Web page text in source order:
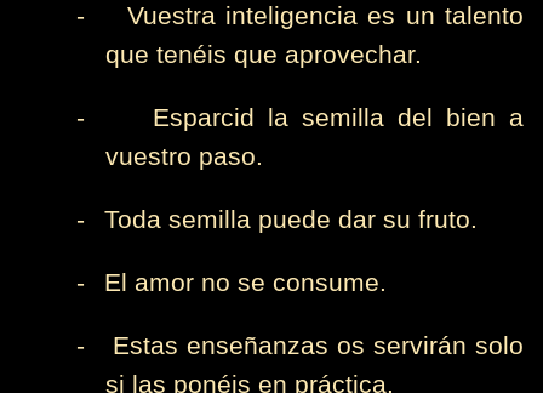
-
Vuestra inteligencia es un talento
que tenéis que aprovechar.
-
Esparcid la semilla del bien a
vuestro paso.
- Toda semilla puede dar su fruto.
- El amor no se consume.
-
Estas enseñanzas os servirán solo
si las ponéis en práctica.